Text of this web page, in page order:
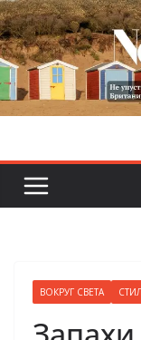
Skip
to
content
ВОКРУГ СВЕТА